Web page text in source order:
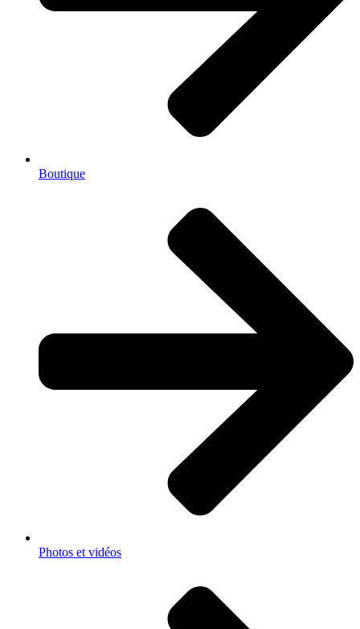
Boutique
Photos et vidéos